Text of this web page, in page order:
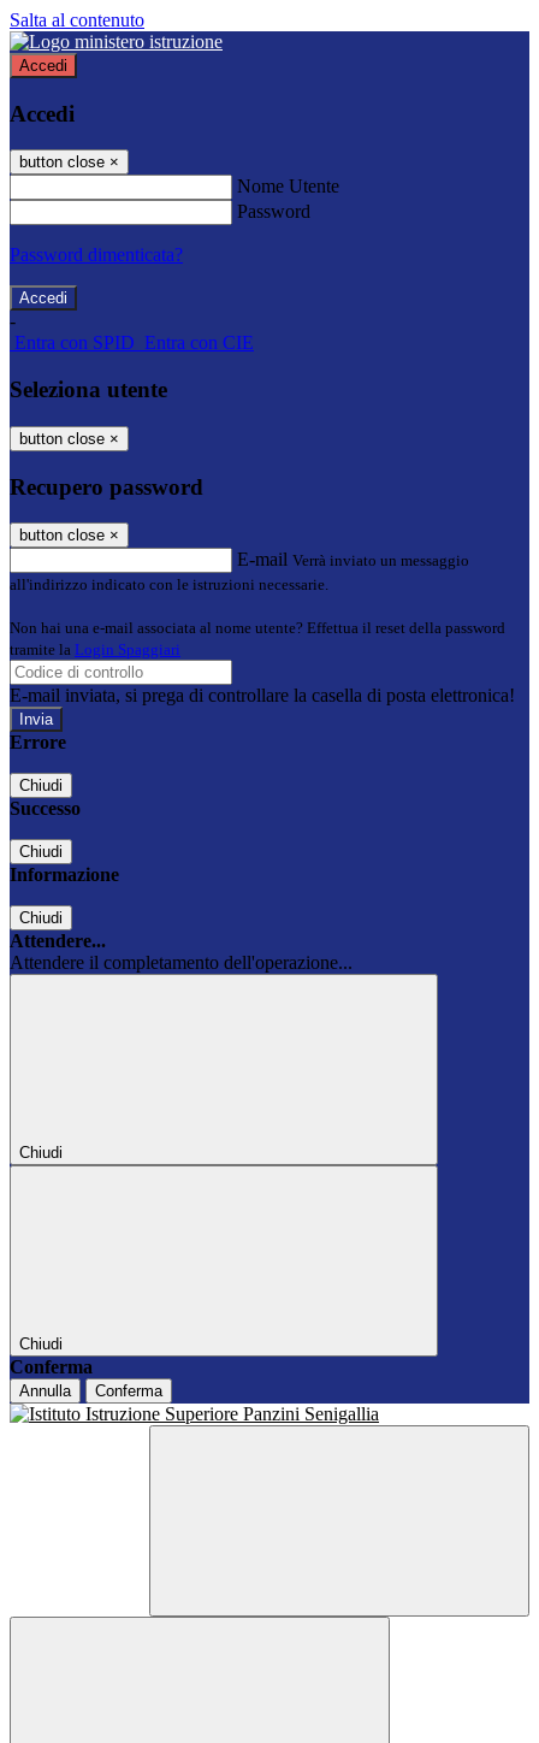
Salta al contenuto
Accedi
Accedi
button close ×
Nome Utente
Password
Password dimenticata?
-
Entra con SPID Entra con CIE
Seleziona utente
button close ×
Recupero password
button close ×
E-mail Verrà inviato un messaggio
all'indirizzo indicato con le istruzioni necessarie.
Non hai una e-mail associata al nome utente? Effettua il reset della password
tramite la Login Spaggiari
E-mail inviata, si prega di controllare la casella di posta elettronica!
Errore
Chiudi
Successo
Chiudi
Informazione
Chiudi
Attendere...
Attendere il completamento dell'operazione...
Chiudi
Chiudi
Conferma
Annulla Conferma